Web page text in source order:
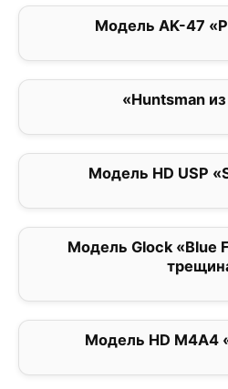
Модель AK-47
«Huntsman
Модель HD USP
Модель Glock «Blue
Модель HD M4A4